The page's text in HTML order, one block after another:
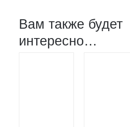
Вам также будет
интересно…